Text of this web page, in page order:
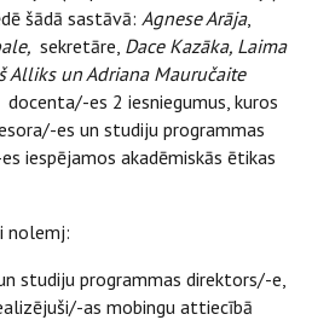
šādā sastāvā: Agnese Arāja,
sekretāre, Dace Kazāka, Laima
Alliks un Adriana Mauručaite
es 2 iesniegumus, kuros
es un studiju programmas
iespējamos akadēmiskās ētikas
nolemj:
studiju programmas direktors/-e,
as mobingu attiecībā